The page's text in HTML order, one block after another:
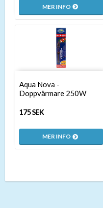
MER INFO
Aqua Nova -
Doppvärmare 250W
175 SEK
MER INFO